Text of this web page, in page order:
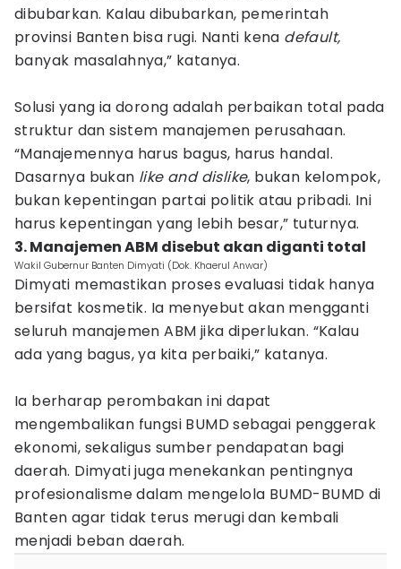
dibubarkan. Kalau dibubarkan, pemerintah
provinsi Banten bisa rugi. Nanti kena default,
banyak masalahnya,” katanya.
Solusi yang ia dorong adalah perbaikan total pada
struktur dan sistem manajemen perusahaan.
“Manajemennya harus bagus, harus handal.
Dasarnya bukan like and dislike, bukan kelompok,
bukan kepentingan partai politik atau pribadi. Ini
harus kepentingan yang lebih besar,” tuturnya.
3. Manajemen ABM disebut akan diganti total
Wakil Gubernur Banten Dimyati (Dok. Khaerul Anwar)
Dimyati memastikan proses evaluasi tidak hanya
bersifat kosmetik. Ia menyebut akan mengganti
seluruh manajemen ABM jika diperlukan. “Kalau
ada yang bagus, ya kita perbaiki,” katanya.
Ia berharap perombakan ini dapat
mengembalikan fungsi BUMD sebagai penggerak
ekonomi, sekaligus sumber pendapatan bagi
daerah. Dimyati juga menekankan pentingnya
profesionalisme dalam mengelola BUMD-BUMD di
Banten agar tidak terus merugi dan kembali
menjadi beban daerah.